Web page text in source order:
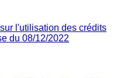
l'utilisation des crédits
du 08/12/2022